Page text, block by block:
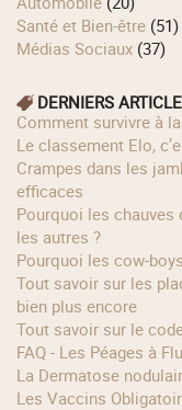
Santé et Bien-être (51)
Médias Sociaux (37)
DERNIERS
Comment survivre à
Le classement Elo,
Crampes dans les jambes : principales causes et solutions
efficaces
Pourquoi les chauves doivent se méfier du soleil bien plus que
les autres ?
Pourquoi les
Tout savoir sur les plaques d'immatriculation françaises et
bien plus encore
Tout savoir sur le
FAQ - Les Péages à
La Dermatose
Les Vaccins